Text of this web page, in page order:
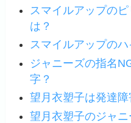
スマイルアップの
は？
スマイルアップの
ジャニーズの指名
字？
望月衣塑子は発達障
望月衣塑子のジャ